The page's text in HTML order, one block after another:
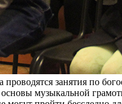
занятия по
основы музыкальной